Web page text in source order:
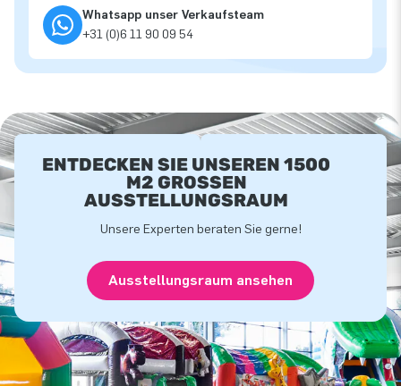
Whatsapp unser Verkaufsteam
+31 (0)6 11 90 09 54
ENTDECKEN SIE UNSEREN 1500
M2 GROSSEN A
USSTELLUNGSRAUM
Unsere Experten beraten Sie gerne!
Ausstellungsraum ansehen